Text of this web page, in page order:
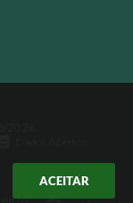
ACEITAR
2026